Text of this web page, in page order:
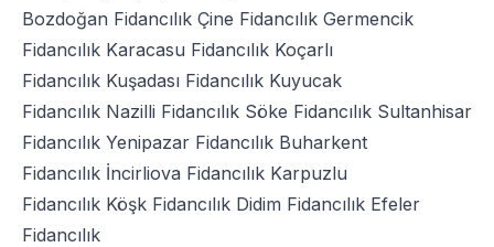
Bozdoğan Fidancılık Çine Fidancılık Germencik
Fidancılık Karacasu Fidancılık Koçarlı
Fidancılık Kuşadası Fidancılık Kuyucak
Fidancılık Nazilli Fidancılık Söke Fidancılık Sultanhisar
Fidancılık Yenipazar Fidancılık Buharkent
Fidancılık İncirliova Fidancılık Karpuzlu
Fidancılık Köşk Fidancılık Didim Fidancılık Efeler
Fidancılık